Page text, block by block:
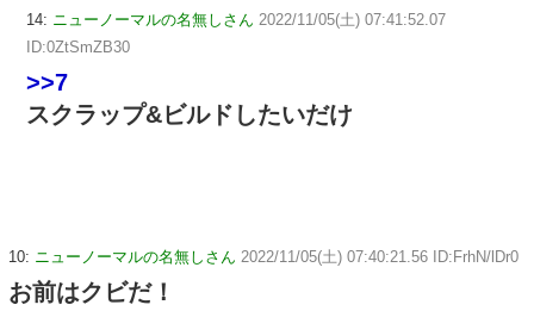
14: ニューノーマルの名無しさん 2022/11/05(土) 07:41:52.07
ID:0ZtSmZB30
>>7
スクラップ&ビルドしたいだけ
10: ニューノーマルの名無しさん 2022/11/05(土) 07:40:21.56 ID:FrhN/lDr0
お前はクビだ！